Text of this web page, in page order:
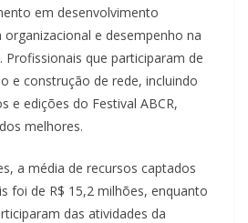
em desenvolvimento
e desempenho na
Profissionais que participaram de
e construção de rede, incluindo
e edições do Festival ABCR,
melhores.
a média de recursos captados
foi de R$ 15,2 milhões, enquanto
das atividades da